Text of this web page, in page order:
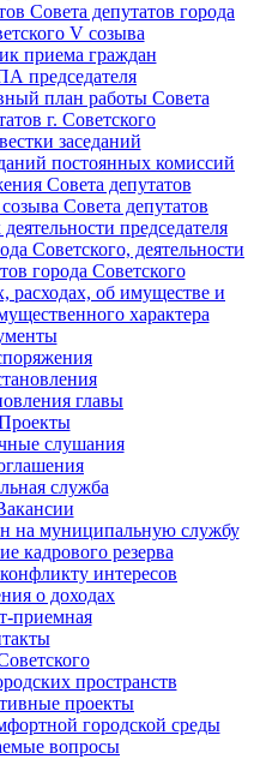
Совета депутатов города
V созыва
приема граждан
председателя
план работы Совета
г. Советского
заседаний
постоянных комиссий
Совета депутатов
Совета депутатов
председателя
Советского, деятельности
города Советского
расходах, об имуществе и
характера
главы
слушания
служба
на муниципальную службу
кадрового резерва
интересов
о доходах
приемная
пространств
проекты
городской среды
вопросы